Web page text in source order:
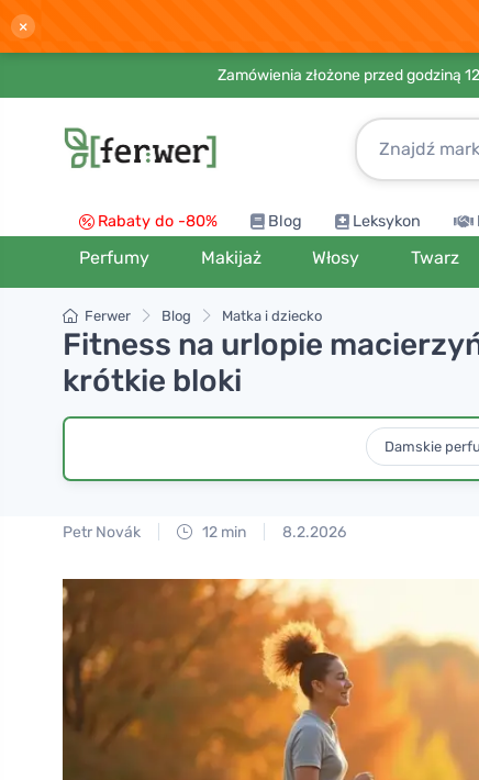
×
Zamówienia złożone przed godziną
Rabaty do -80% Blog Leksykon
Perfumy Makijaż Włosy Twarz
Ferwer Blog Matka i dziecko
Fitness na urlopie
krótkie bloki
Damskie
Petr Novák 12 min 8.2.2026